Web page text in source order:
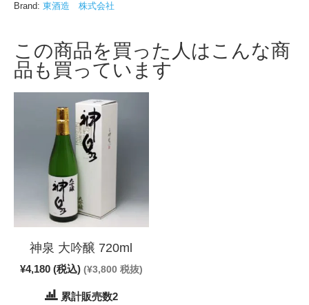
Brand: 東酒造 株式会社
この商品を買った人はこんな商
品も買っています
神泉 大吟醸 720ml
¥4,180(税込) (¥3,800税抜)
累計販売数2